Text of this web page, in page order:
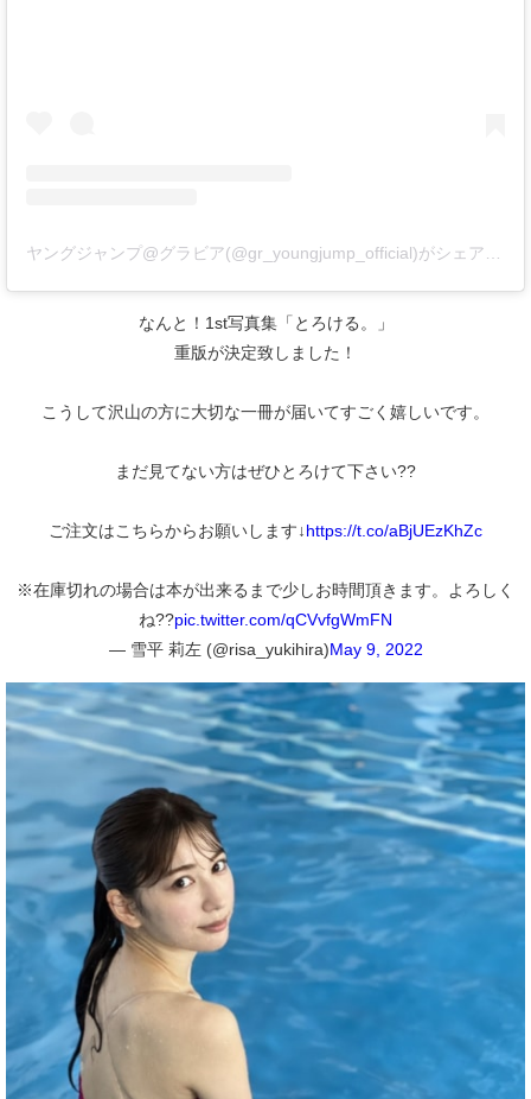
なんと！1st写真集「とろける。」
重版が決定致しました！
こうして沢山の方に大切な一冊が届いてすごく嬉しいです。
まだ見てない方はぜひとろけて下さい??
ご注文はこちらからお願いします↓https://t.co/aBjUEzKhZc
※在庫切れの場合は本が出来るまで少しお時間頂きます。よろしく
ね??pic.twitter.com/qCVvfgWmFN
— 雪平 莉左 (@risa_yukihira)May 9, 2022